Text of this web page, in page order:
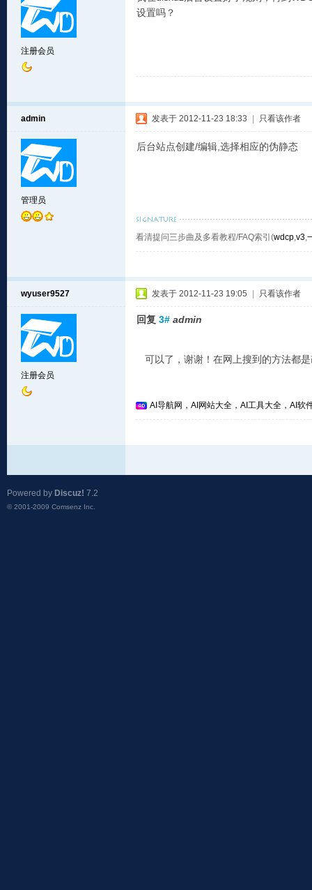
注册会员
设置吗？
admin
管理员
发表于 2012-11-23 18:33 只看该作者
后台站点创建/编辑,选择相应的伪静态
看清提问三步曲及多看教程/FAQ索引(wdcp,v3,
wyuser9527
注册会员
发表于 2012-11-23 19:05 只看该作者
回复 3# admin
可以了，谢谢！在网上搜到的方法都
AI导航网，AI网站大全，AI工具大全，AI软
Powered by Discuz! 7.2
© 2001-2009 Comsenz Inc.